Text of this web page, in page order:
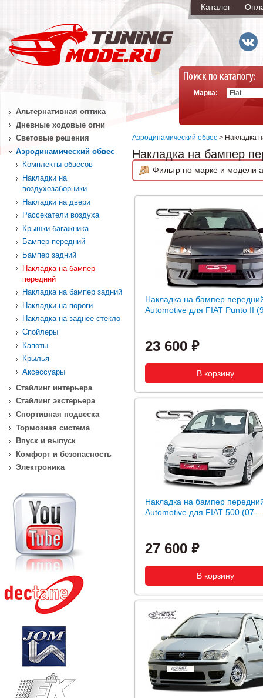
Каталог
Марка:
Аэродинамический обвес > Накладка
Накладка на бампер
Фильтр по марке и модели
Накладка на бампер
Automotive для FIAT Punto II
23 600
Накладка на бампер
Automotive для FIAT 500 (07-
27 600
Альтернативная оптика
Дневные ходовые огни
Световые решения
Аэродинамический обвес
Комплекты обвесов
Накладки на
воздухозаборники
Накладки на двери
Рассекатели воздуха
Крышки багажника
Бампер передний
Бампер задний
Накладка на бампер
передний
Накладка на бампер задний
Накладки на пороги
Накладка на заднее стекло
Спойлеры
Капоты
Крылья
Аксессуары
Стайлинг интерьера
Стайлинг экстерьера
Спортивная подвеска
Тормозная система
Впуск и выпуск
Комфорт и безопасность
Электроника